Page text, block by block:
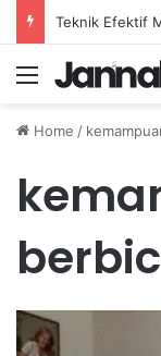
Menu
Home /